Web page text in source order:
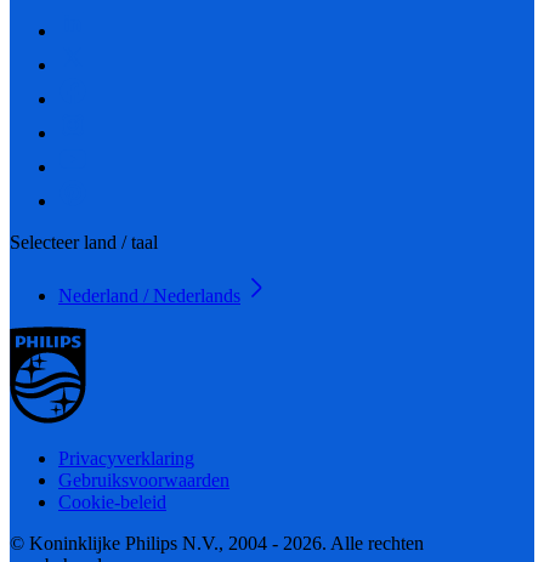
Selecteer land / taal
Nederland / Nederlands
Privacyverklaring
Gebruiksvoorwaarden
Cookie-beleid
© Koninklijke Philips N.V., 2004 - 2026. Alle rechten